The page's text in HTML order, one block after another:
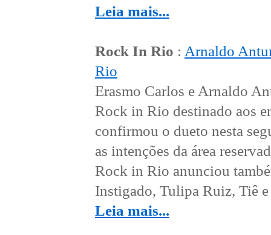
Leia mais...
Rock In Rio : Arnaldo
Rio
Erasmo Carlos e Arnaldo
Rock in Rio destinado aos
confirmou o dueto nesta
as intenções da área
Rock in Rio anunciou
Instigado, Tulipa Ruiz, Tiê
Leia mais...